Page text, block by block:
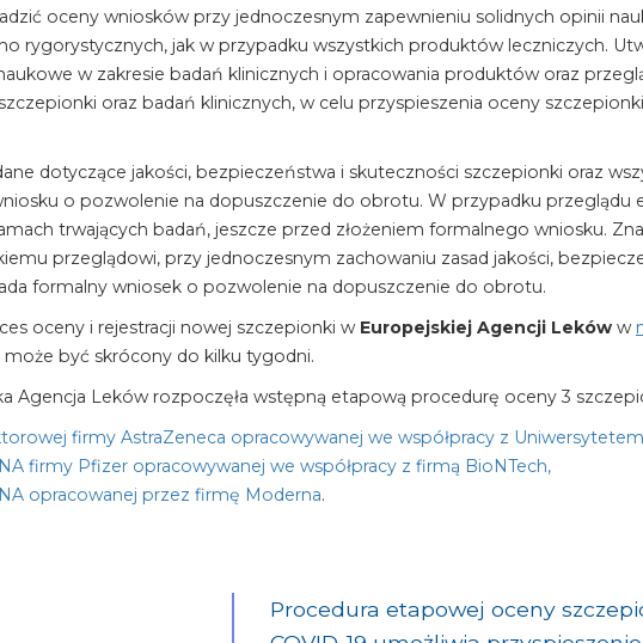
oceny wniosków przy jednoczesnym zapewnieniu solidnych opinii
rygorystycznych, jak w przypadku wszystkich produktów leczniczych.
w zakresie badań klinicznych i opracowania produktów oraz
oraz badań klinicznych, w celu przyspieszenia oceny
dotyczące jakości, bezpieczeństwa i skuteczności szczepionki oraz
o pozwolenie na dopuszczenie do obrotu. W przypadku przeglądu
trwających badań, jeszcze przed złożeniem formalnego wniosku.
przeglądowi, przy jednoczesnym zachowaniu zasad jakości,
formalny wniosek o pozwolenie na dopuszczenie do obrotu.
oceny i rejestracji nowej szczepionki w Europejskiej Agencji Leków w
może być skrócony do kilku tygodni.
Agencja Leków rozpoczęła wstępną etapową procedurę oceny 3
firmy AstraZeneca opracowywanej we współpracy z
firmy Pfizer opracowywanej we współpracy z firmą BioNTech,
opracowanej przez firmę Moderna.
Procedura etapowej oceny